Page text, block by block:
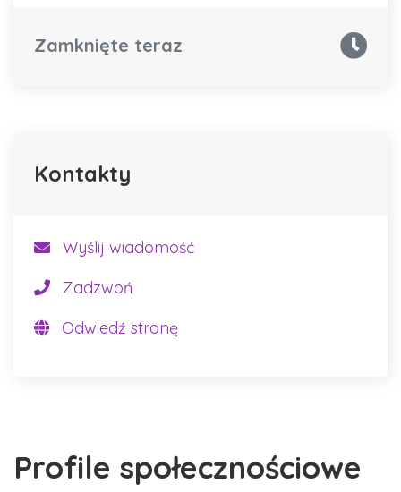
Profile społecznościowe
Zamknięte teraz
Kontakty
Wyślij wiadomość
Zadzwoń
Odwiedź stronę